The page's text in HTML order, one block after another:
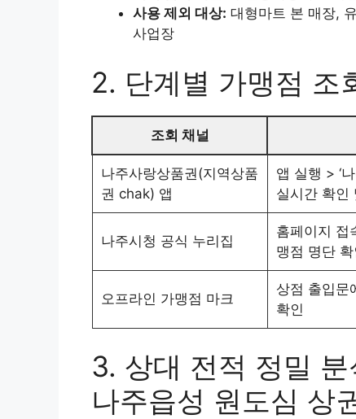
사용 제외 대상: 대형마트 본 매장,
사업장
2. 단계별 가맹점 조
조회 채널
나주사랑상품권(지역상품
권 chak) 앱
앱 실행 > ‘
실시간 확인
나주시청 공식 누리집
홈페이지 접
맹점 명단 확
오프라인 가맹점 마크
상점 출입문
확인
3. 상대 전적 정밀
나주읍성 원도심 상